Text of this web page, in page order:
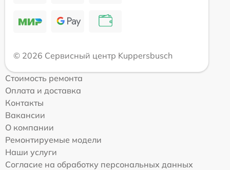
© 2026 Сервисный центр Kuppersbusch
Стоимость ремонта
Оплата и доставка
Контакты
Вакансии
О компании
Ремонтируемые модели
Наши услуги
Согласие на обработку персональных данных